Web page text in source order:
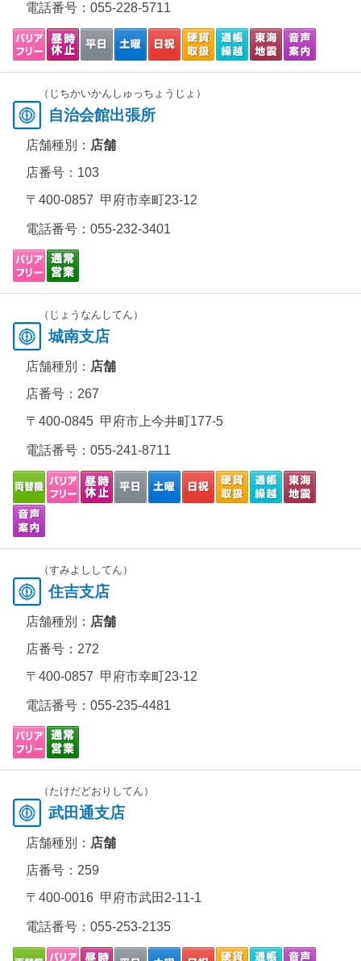
電話番号： 055-228-5711
（じちかいかんしゅっちょうじょ）
自治会館出張所
店舗種別： 店舗
店番号：103
〒400-0857 甲府市幸町23-12
電話番号： 055-232-3401
（じょうなんしてん）
城南支店
店舗種別： 店舗
店番号：267
〒400-0845 甲府市上今井町177-5
電話番号： 055-241-8711
（すみよししてん）
住吉支店
店舗種別： 店舗
店番号：272
〒400-0857 甲府市幸町23-12
電話番号： 055-235-4481
（たけだどおりしてん）
武田通支店
店舗種別： 店舗
店番号：259
〒400-0016 甲府市武田2-11-1
電話番号： 055-253-2135